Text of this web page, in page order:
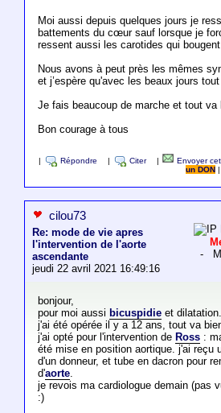
Moi aussi depuis quelques jours je
battements du cœur sauf lorsque je
ressent aussi les carotides qui
Nous avons à peut près les mêmes
et j’espère qu'avec les beaux jours
Je fais beaucoup de marche et tout va
Bon courage à tous
Répondre Citer Envoyer
un DON
cilou73
Re: mode de vie apres
l'intervention de l'aorte
ascendante
jeudi 22 avril 2021 16:49:16
-
bonjour,
pour moi aussi bicuspidieet dilatation.
j'ai été opérée il y a 12 ans, tout va
j'ai opté pour l'intervention de Ross:
été mise en position aortique. j'ai reçu
d'un donneur, et tube en dacron pour
d'aorte.
je revois ma cardiologue demain (pas
:)